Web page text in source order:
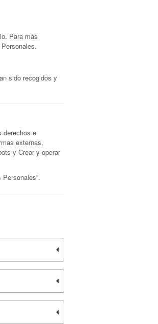
Para más
sido recogidos y
derechos e
externas,
y Crear y operar